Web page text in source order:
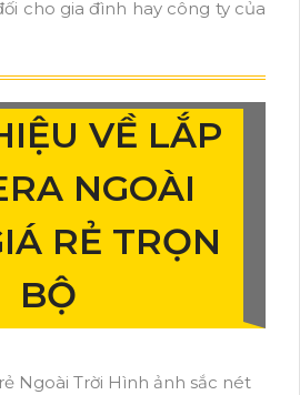
cho gia đình hay công ty của
VỀ LẮP
NGOÀI
RẺ TRỌN
BỘ
Ngoài Trời Hình ảnh sắc nét